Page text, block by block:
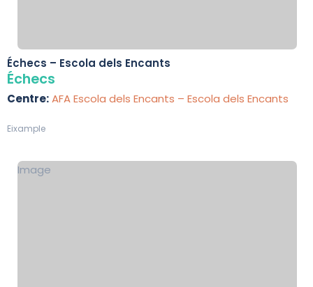
Échecs – Escola dels Encants
Échecs
Centre:AFA Escola dels Encants – Escola dels Encants
Eixample
Image